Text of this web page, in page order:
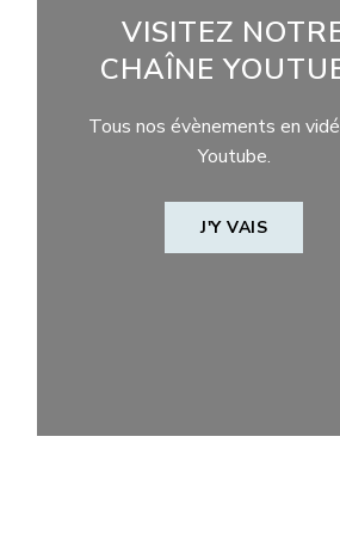
VISITEZ
CHAÎNE
Tous nos évènements en
Youtube.
J'Y VAIS